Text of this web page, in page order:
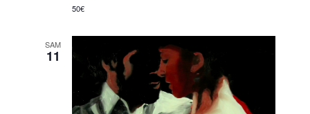
50€
SAM
11